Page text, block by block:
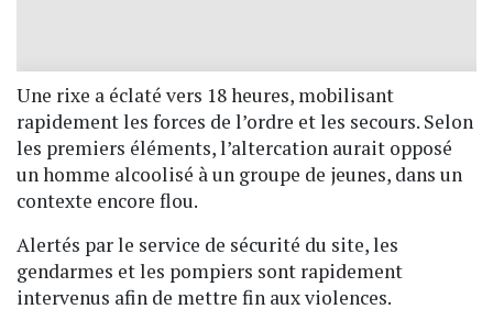
Une rixe a éclaté vers 18 heures, mobilisant
rapidement les forces de l’ordre et les secours. Selon
les premiers éléments, l’altercation aurait opposé
un homme alcoolisé à un groupe de jeunes, dans un
contexte encore flou.
Alertés par le service de sécurité du site, les
gendarmes et les pompiers sont rapidement
intervenus afin de mettre fin aux violences.